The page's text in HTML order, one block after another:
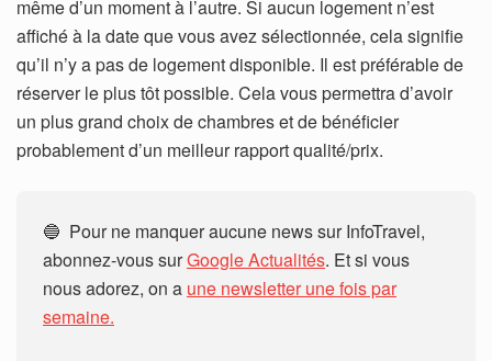
même d’un moment à l’autre. Si aucun logement n’est
affiché à la date que vous avez sélectionnée, cela signifie
qu’il n’y a pas de logement disponible. Il est préférable de
réserver le plus tôt possible. Cela vous permettra d’avoir
un plus grand choix de chambres et de bénéficier
probablement d’un meilleur rapport qualité/prix.
🔵 Pour ne manquer aucune news sur InfoTravel,
abonnez-vous surGoogle Actualités. Et si vous
nous adorez, on a une newsletter une fois par
semaine.